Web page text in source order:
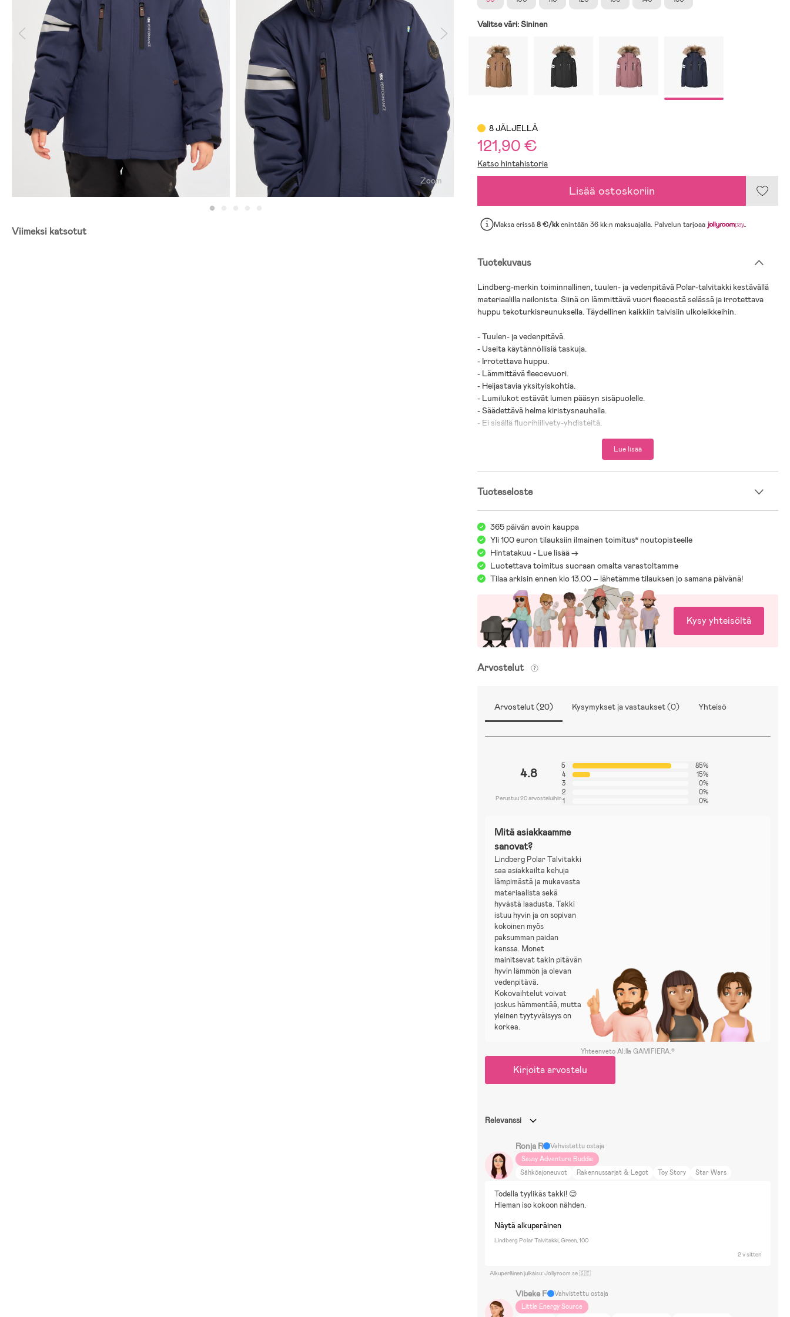
Zoom
Viimeksi katsotut
Valitse väri:Sininen
8 JÄLJELLÄ
121,90 €
Katso hintahistoria
Lisää ostoskoriin
Maksa erissä8 €/kkenintään 36 kk:n maksuajalla. Palvelun tarjoaa .
Tuotekuvaus
Lindberg-merkin toiminnallinen, tuulen- ja vedenpitävä Polar-talvitakki kestävällä
materiaalilla nailonista. Siinä on lämmittävä vuori fleecestä selässä ja irrotettava
huppu tekoturkisreunuksella. Täydellinen kaikkiin talvisiin ulkoleikkeihin.
- Tuulen- ja vedenpitävä.
- Useita käytännöllisiä taskuja.
- Irrotettava huppu.
- Lämmittävä fleecevuori.
- Heijastavia yksityiskohtia.
- Lumilukot estävät lumen pääsyn sisäpuolelle.
- Säädettävä helma kiristysnauhalla.
- Ei sisällä fluorihiilivety-yhdisteitä.
- Polar-haalaria myydään ainoastaan Jollyroomilla!
- Päälliskangas: 100 % Nailon.
- Toppaus: 100 % Polyesteri.
Lue lisää
Tuoteseloste
365 päivän avoin kauppa
Yli 100 euron tilauksiin ilmainen toimitus* noutopisteelle
Hintatakuu - Lue lisää ->
Luotettava toimitus suoraan omalta varastoltamme
Tilaa arkisin ennen klo 13.00 – lähetämme tilauksen jo samana päivänä!
Kysy yhteisöltä
Arvostelut
Arvostelut (20) Kysymykset ja vastaukset (0) Yhteisö
4.8
Perustuu 20 arvosteluihin
5
85%
4
15%
3
0%
2
0%
1
0%
Mitä asiakkaamme
sanovat?
Lindberg Polar Talvitakki
saa asiakkailta kehuja
lämpimästä ja mukavasta
materiaalista sekä
hyvästä laadusta. Takki
istuu hyvin ja on sopivan
kokoinen myös
paksumman paidan
kanssa. Monet
mainitsevat takin pitävän
hyvin lämmön ja olevan
vedenpitävä.
Kokovaihtelut voivat
joskus hämmentää, mutta
yleinen tyytyväisyys on
korkea.
Yhteenveto AI:lla GAMIFIERA.®
Kirjoita arvostelu
Relevanssi
Ronja R
Vahvistettu ostaja
Sassy Adventure Buddie
Sähköajoneuvot
Rakennussarjat & Legot Toy Story
Star Wars
Todella tyylikäs takki! 😊
Hieman iso kokoon nähden.
Näytä alkuperäinen
Lindberg Polar Talvitakki, Green, 100
2 v sitten
Alkuperäinen julkaisu: Jollyroom.se 🇸🇪
Vibeke F
Vahvistettu ostaja
Little Energy Source